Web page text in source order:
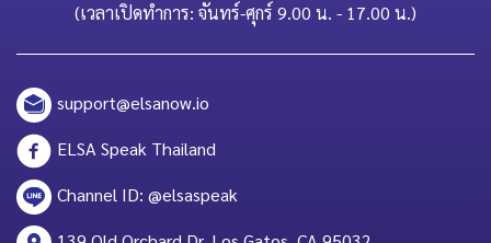
(เวลาเปิดทำการ: จันทร์-ศุกร์ 9.00 น. - 17.00 น.)
support@elsanow.io
ELSA Speak Thailand
Channel ID: @elsaspeak